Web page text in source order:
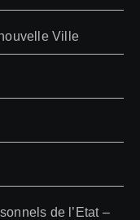
Ville
de l’Etat –